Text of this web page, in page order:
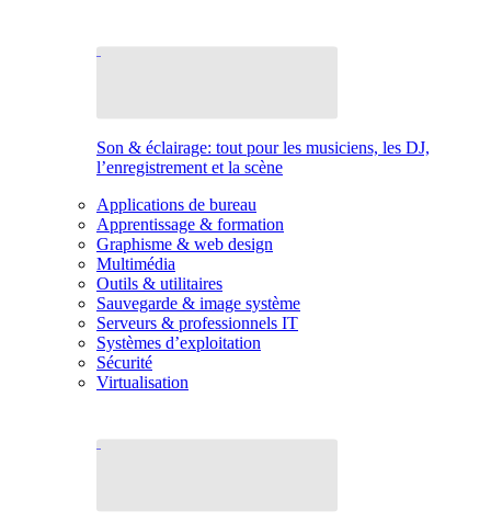
Son & éclairage: tout pour les musiciens, les DJ,
l’enregistrement et la scène
Applications de bureau
Apprentissage & formation
Graphisme & web design
Multimédia
Outils & utilitaires
Sauvegarde & image système
Serveurs & professionnels IT
Systèmes d’exploitation
Sécurité
Virtualisation